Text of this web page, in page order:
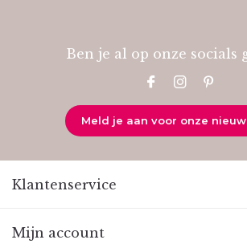
Ben je al op onze socials
Meld je aan voor onze
Klantenservice
Mijn account